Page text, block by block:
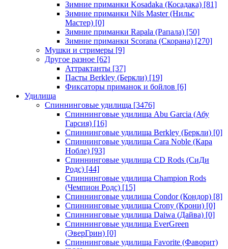
Зимние приманки Kosadaka (Косадака) [81]
Зимние приманки Nils Master (Нильс
Мастер) [0]
Зимние приманки Rapala (Рапала) [50]
Зимние приманки Scorana (Скорана) [270]
Мушки и стримеры [9]
Другое разное [62]
Аттрактанты [37]
Пасты Berkley (Беркли) [19]
Фиксаторы приманок и бойлов [6]
Удилища
Спиннинговые удилища [3476]
Спиннинговые удилища Abu Garcia (Абу
Гарсия) [16]
Спиннинговые удилища Berkley (Беркли) [0]
Спиннинговые удилища Cara Noble (Кара
Нобле) [93]
Спиннинговые удилища CD Rods (СиДи
Родс) [44]
Спиннинговые удилища Champion Rods
(Чемпион Родс) [15]
Спиннинговые удилища Condor (Кондор) [8]
Спиннинговые удилища Crony (Крони) [0]
Спиннинговые удилища Daiwa (Дайва) [0]
Спиннинговые удилища EverGreen
(ЭверГрин) [0]
Спиннинговые удилища Favorite (Фаворит)